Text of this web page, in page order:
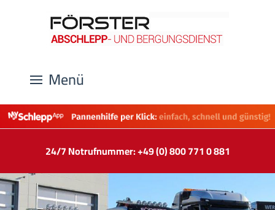
Menü
24/7 Notrufnummer: +49 (0) 800 771 0 881